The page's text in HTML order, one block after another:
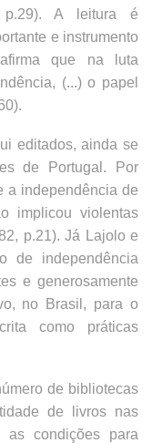
p.29). A leitura é
e instrumento
que na luta
(...) o papel
editados, ainda se
de Portugal. Por
a independência de
implicou violentas
p.21). Já Lajolo e
de independência
e generosamente
no Brasil, para o
como práticas
de bibliotecas
de livros nas
as condições para